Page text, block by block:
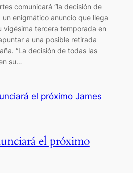
comunicará “la decisión de
un enigmático anuncio que llega
vigésima tercera temporada en
a una posible retirada
“La decisión de todas las
su…
el próximo